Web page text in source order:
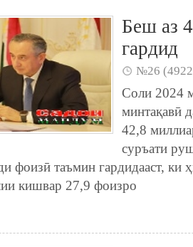
Беш аз
гардид
№26
Соли 2024
минтақавӣ
42,8
суръати
фоизӣ таъмин гардидааст, ки
кишвар 27,9 фоизро